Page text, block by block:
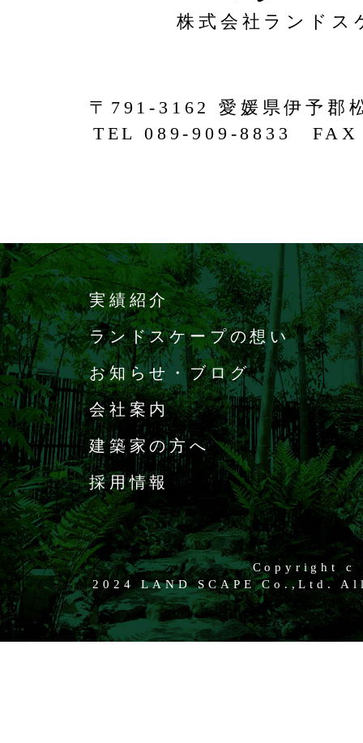
〒791-3162 愛媛県伊予郡
TEL 089-909-8833 FAX
株式会社ランドス
実績紹介
ランドスケープの想い
お知らせ・ブログ
会社案内
建築家の方へ
採用情報
Copyright c
2024 LAND SCAPE Co.,Ltd.